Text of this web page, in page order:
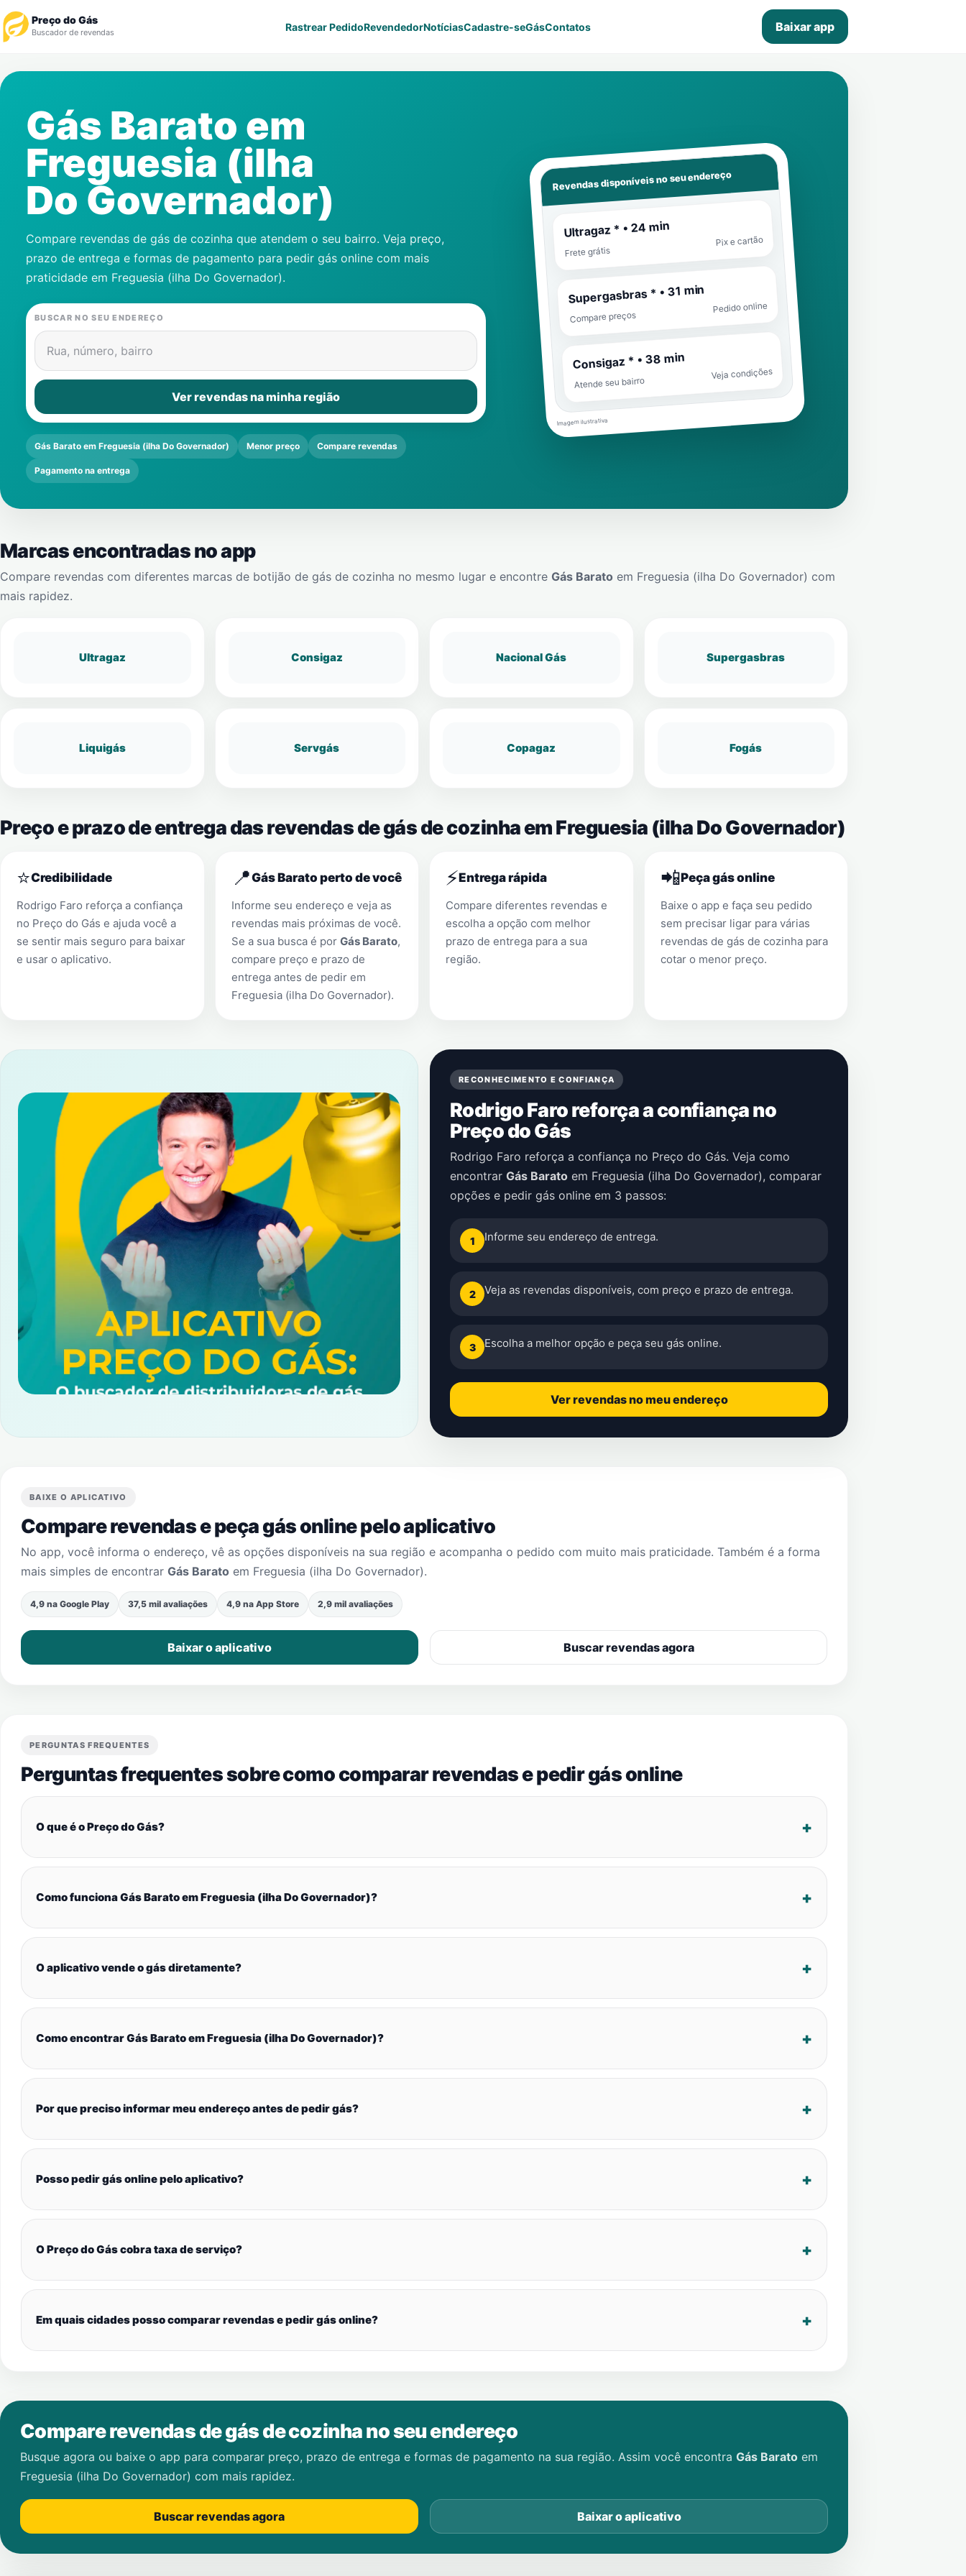
Preço do Gás
Buscador de revendas Rastrear PedidoRevendedorNotíciasCadastre-seGásContatos Baixar app
Revendedor
Notícias
Cadastre-se
Contatos
Gás Barato em
Freguesia (ilha
Do Governador)
Compare revendas de gás de cozinha que atendem o seu bairro. Veja preço,
prazo de entrega e formas de pagamento para pedir gás online com mais
praticidade em Freguesia (ilha Do Governador).
BUSCAR NO SEU ENDEREÇO
Rua, número, bairro
Ver revendas na minha região
Gás Barato em Freguesia (ilha Do Governador) Menor preço Compare revendas
Pagamento na entrega
Revendas disponíveis no seu endereço
Ultragaz * • 24 min
Frete grátis
Pix e cartão
Supergasbras * • 31 min
Compare preços
Pedido online
Consigaz * • 38 min
Atende seu bairro
Veja condições
Imagem ilustrativa
Marcas encontradas no app
Compare revendas com diferentes marcas de botijão de gás de cozinha no mesmo lugar e encontre Gás Barato em Freguesia (ilha Do Governador) com
mais rapidez.
Ultragaz Consigaz Nacional Gás Supergasbras
Liquigás Servgás Copagaz Fogás
Preço e prazo de entrega das revendas de gás de cozinha em Freguesia (ilha Do Governador)
⭐Credibilidade
Rodrigo Faro reforça a confiança
no Preço do Gás e ajuda você a
se sentir mais seguro para baixar
e usar o aplicativo.
📍Gás Barato perto de você
Informe seu endereço e veja as
revendas mais próximas de você.
Se a sua busca é por Gás Barato,
compare preço e prazo de
entrega antes de pedir em
Freguesia (ilha Do Governador).
⚡Entrega rápida
Compare diferentes revendas e
escolha a opção com melhor
prazo de entrega para a sua
região.
📲Peça gás online
Baixe o app e faça seu pedido
sem precisar ligar para várias
revendas de gás de cozinha para
cotar o menor preço.
RECONHECIMENTO E CONFIANÇA
Rodrigo Faro reforça a confiança no
Preço do Gás
Rodrigo Faro reforça a confiança no Preço do Gás. Veja como
encontrar Gás Barato em Freguesia (ilha Do Governador), comparar
opções e pedir gás online em 3 passos:
1 Informe seu endereço de entrega.
2 Veja as revendas disponíveis, com preço e prazo de entrega.
3 Escolha a melhor opção e peça seu gás online.
Ver revendas no meu endereço
BAIXE O APLICATIVO
Compare revendas e peça gás online pelo aplicativo
No app, você informa o endereço, vê as opções disponíveis na sua região e acompanha o pedido com muito mais praticidade. Também é a forma
mais simples de encontrar Gás Barato em Freguesia (ilha Do Governador).
4,9 na Google Play 37,5 mil avaliações 4,9 na App Store 2,9 mil avaliações
Baixar o aplicativo Buscar revendas agora
PERGUNTAS FREQUENTES
Perguntas frequentes sobre como comparar revendas e pedir gás online
O que é o Preço do Gás?
Como funciona Gás Barato em Freguesia (ilha Do Governador)?
O aplicativo vende o gás diretamente?
Como encontrar Gás Barato em Freguesia (ilha Do Governador)?
Por que preciso informar meu endereço antes de pedir gás?
Posso pedir gás online pelo aplicativo?
O Preço do Gás cobra taxa de serviço?
Em quais cidades posso comparar revendas e pedir gás online?
Compare revendas de gás de cozinha no seu endereço
Busque agora ou baixe o app para comparar preço, prazo de entrega e formas de pagamento na sua região. Assim você encontra Gás Barato em
Freguesia (ilha Do Governador) com mais rapidez.
Buscar revendas agora Baixar o aplicativo